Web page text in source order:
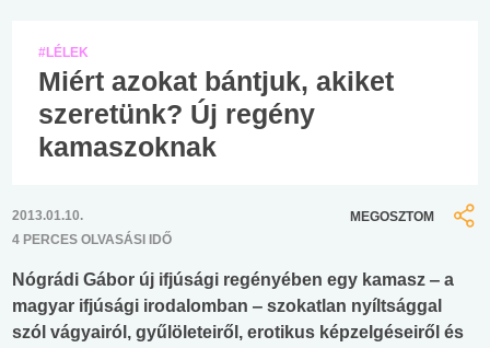
#LÉLEK
Miért azokat bántjuk, akiket
szeretünk? Új regény
kamaszoknak
2013.01.10.
4 PERCES OLVASÁSI IDŐ
MEGOSZTOM
Nógrádi Gábor új ifjúsági regényében egy kamasz ‒ a
magyar ifjúsági irodalomban ‒ szokatlan nyíltsággal
szól vágyairól, gyűlöleteiről, erotikus képzelgéseiről és